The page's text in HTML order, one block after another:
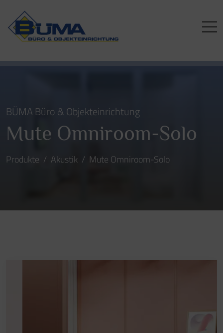
BÜMA Büro & Objekteinrichtung
Mute Omniroom-Solo
Produkte Akustik Mute Omniroom-Solo